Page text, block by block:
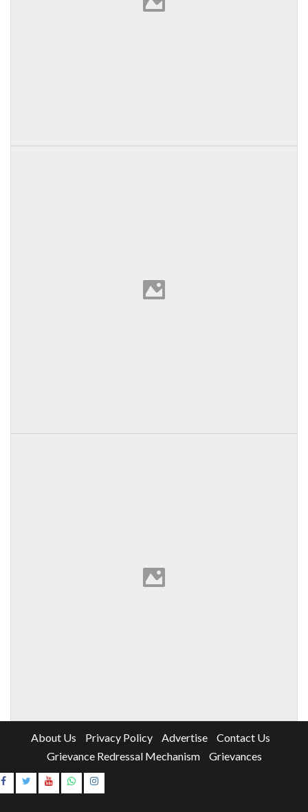
About Us Privacy Policy Advertise
Contact Us
Grievance Redressal Mechanism
Grievances
Instagram